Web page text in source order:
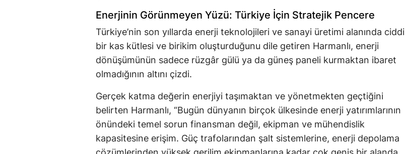
Enerjinin Görünmeyen Yüzü: Türkiye İçin Stratejik Pencere
Türkiye’nin son yıllarda enerji teknolojileri ve sanayi üretimi alanında ciddi
bir kas kütlesi ve birikim oluşturduğunu dile getiren Harmanlı, enerji
dönüşümünün sadece rüzgâr gülü ya da güneş paneli kurmaktan ibaret
olmadığının altını çizdi.
Gerçek katma değerin enerjiyi taşımaktan ve yönetmekten geçtiğini
belirten Harmanlı, “Bugün dünyanın birçok ülkesinde enerji yatırımlarının
önündeki temel sorun finansman değil, ekipman ve mühendislik
kapasitesine erişim. Güç trafolarından şalt sistemlerine, enerji depolama